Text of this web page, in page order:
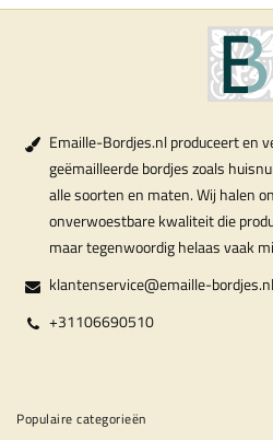
Emaille-Bordjes.nl produceert en
geëmailleerde bordjes zoals
alle soorten en maten. Wij halen
onverwoestbare kwaliteit die
maar tegenwoordig helaas vaak
klantenservice@emaille-bordjes.nl
+31106690510
Populaire categorieën